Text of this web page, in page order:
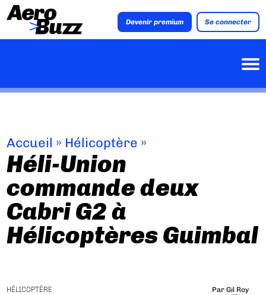
Devenir premium Se connecter
Accueil » Hélicoptère »
Héli-Union
commande deux
Cabri G2 à
Hélicoptères Guimbal
HÉLICOPTÈRE
Par Gil Roy